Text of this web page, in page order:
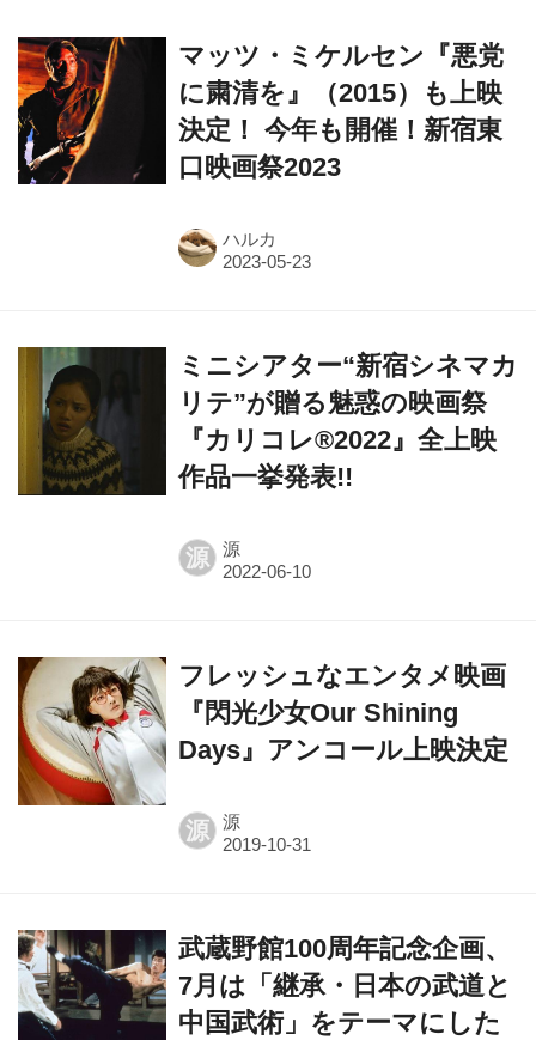
マッツ・ミケルセン『悪党
に粛清を』（2015）も上映
決定！ 今年も開催！新宿東
口映画祭2023
ハルカ
ミニシアター“新宿シネマカ
リテ”が贈る魅惑の映画祭
『カリコレ®2022』全上映
作品一挙発表!!
源 源
フレッシュなエンタメ映画
『閃光少女Our Shining
Days』アンコール上映決定
源 源
武蔵野館100周年記念企画、
7月は「継承・日本の武道と
中国武術」をテーマにした